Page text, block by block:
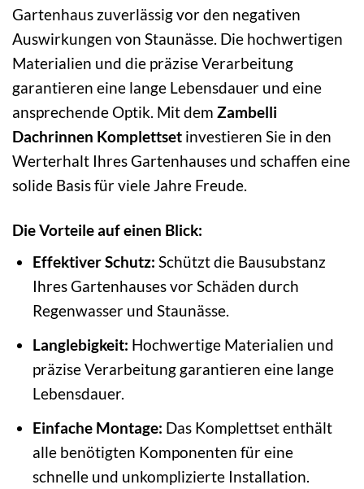
Gartenhaus zuverlässig vor den negativen
Auswirkungen von Staunässe. Die hochwertigen
Materialien und die präzise Verarbeitung
garantieren eine lange Lebensdauer und eine
ansprechende Optik. Mit dem Zambelli
Dachrinnen Komplettset investieren Sie in den
Werterhalt Ihres Gartenhauses und schaffen eine
solide Basis für viele Jahre Freude.
Die Vorteile auf einen Blick:
Effektiver Schutz: Schützt die Bausubstanz
Ihres Gartenhauses vor Schäden durch
Regenwasser und Staunässe.
Langlebigkeit: Hochwertige Materialien und
präzise Verarbeitung garantieren eine lange
Lebensdauer.
Einfache Montage: Das Komplettset enthält
alle benötigten Komponenten für eine
schnelle und unkomplizierte Installation.